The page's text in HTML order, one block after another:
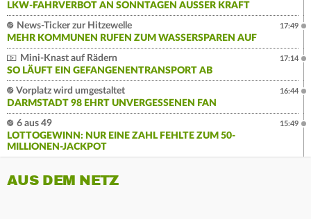
LKW-FAHRVERBOT AN SONNTAGEN AUSSER KRAFT
News-Ticker zur Hitzewelle
MEHR KOMMUNEN RUFEN ZUM WASSERSPAREN AUF
17:49
Mini-Knast auf Rädern
SO LÄUFT EIN GEFANGENENTRANSPORT AB
17:14
Vorplatz wird umgestaltet
DARMSTADT 98 EHRT UNVERGESSENEN FAN
16:44
6 aus 49
LOTTOGEWINN: NUR EINE ZAHL FEHLTE ZUM 50-
MILLIONEN-JACKPOT
15:49
AUS DEM NETZ